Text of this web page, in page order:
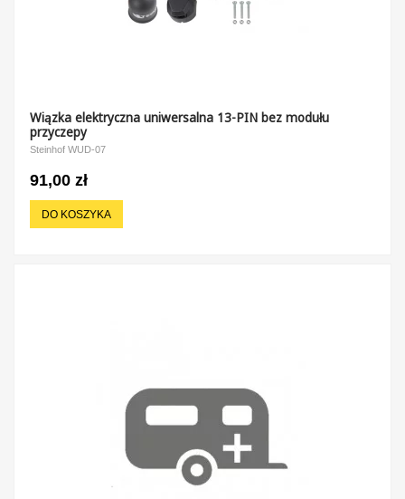
Wiązka elektryczna uniwersalna 13-PIN bez modułu
przyczepy
Steinhof WUD-07
91,00 zł
DO KOSZYKA